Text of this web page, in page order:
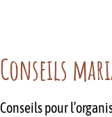
Conseils
Conseils pour